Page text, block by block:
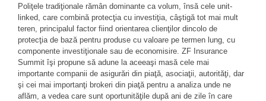
Poliţele tradiţionale rămân dominante ca volum, însă cele unit-
linked, care combină protecţia cu investiţia, câştigă tot mai mult
teren, principalul factor fiind orientarea clienţilor dincolo de
protecţia de bază pentru produse cu valoare pe termen lung, cu
componente investiţionale sau de economisire. ZF Insurance
Summit îşi propune să adune la aceeaşi masă cele mai
importante companii de asigurări din piaţă, asociaţii, autorităţi, dar
şi cei mai importanţi brokeri din piaţă pentru a analiza unde ne
aflăm, a vedea care sunt oportunităţile după ani de zile în care